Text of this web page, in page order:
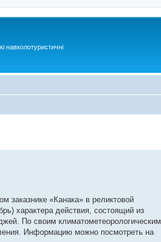
навколотуристичні
заказнике «Канака» в реликтовой
характера действия, состоящий из
По своим климатометеорологическим
Информацию можно посмотреть на